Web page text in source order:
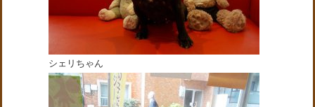
シェリちゃん